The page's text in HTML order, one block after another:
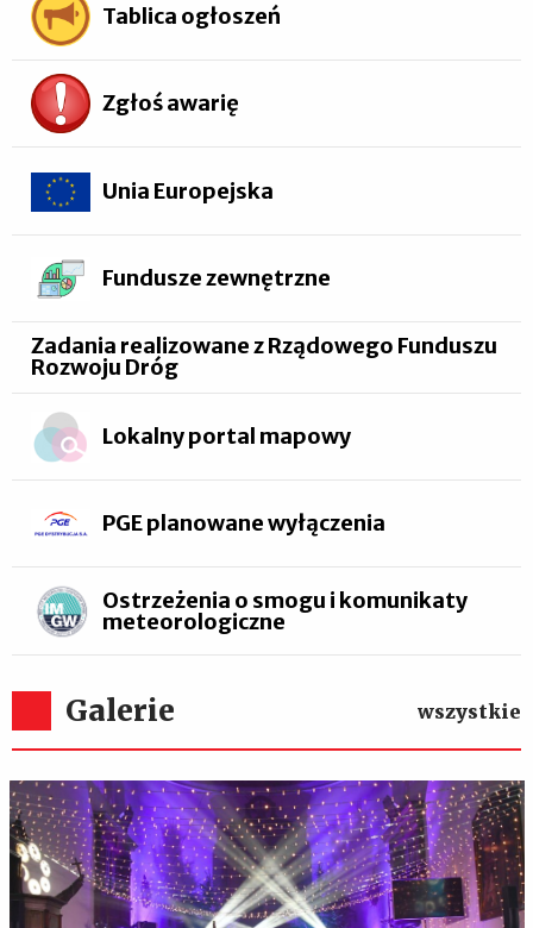
Tablica ogłoszeń
Zgłoś awarię
Unia Europejska
Fundusze zewnętrzne
Zadania realizowane z Rządowego Funduszu
Rozwoju Dróg
Lokalny portal mapowy
PGE planowane wyłączenia
Ostrzeżenia o smogu i komunikaty
meteorologiczne
Galerie wszystkie